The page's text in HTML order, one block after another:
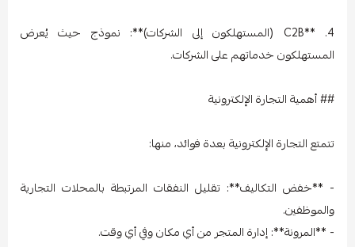
4. **C2B (المستهلكون إلى الشركات)**: نموذج حيث يُعرض
المستهلكون خدماتهم على الشركات.
## أهمية التجارة الإلكترونية
تتمتع التجارة الإلكترونية بعدة فوائد، منها:
- **خفض التكاليف**: تقليل النفقات المرتبطة بالمحلات التجارية
والموظفين.
- **المرونة**: إدارة المتجر من أي مكان وفي أي وقت.